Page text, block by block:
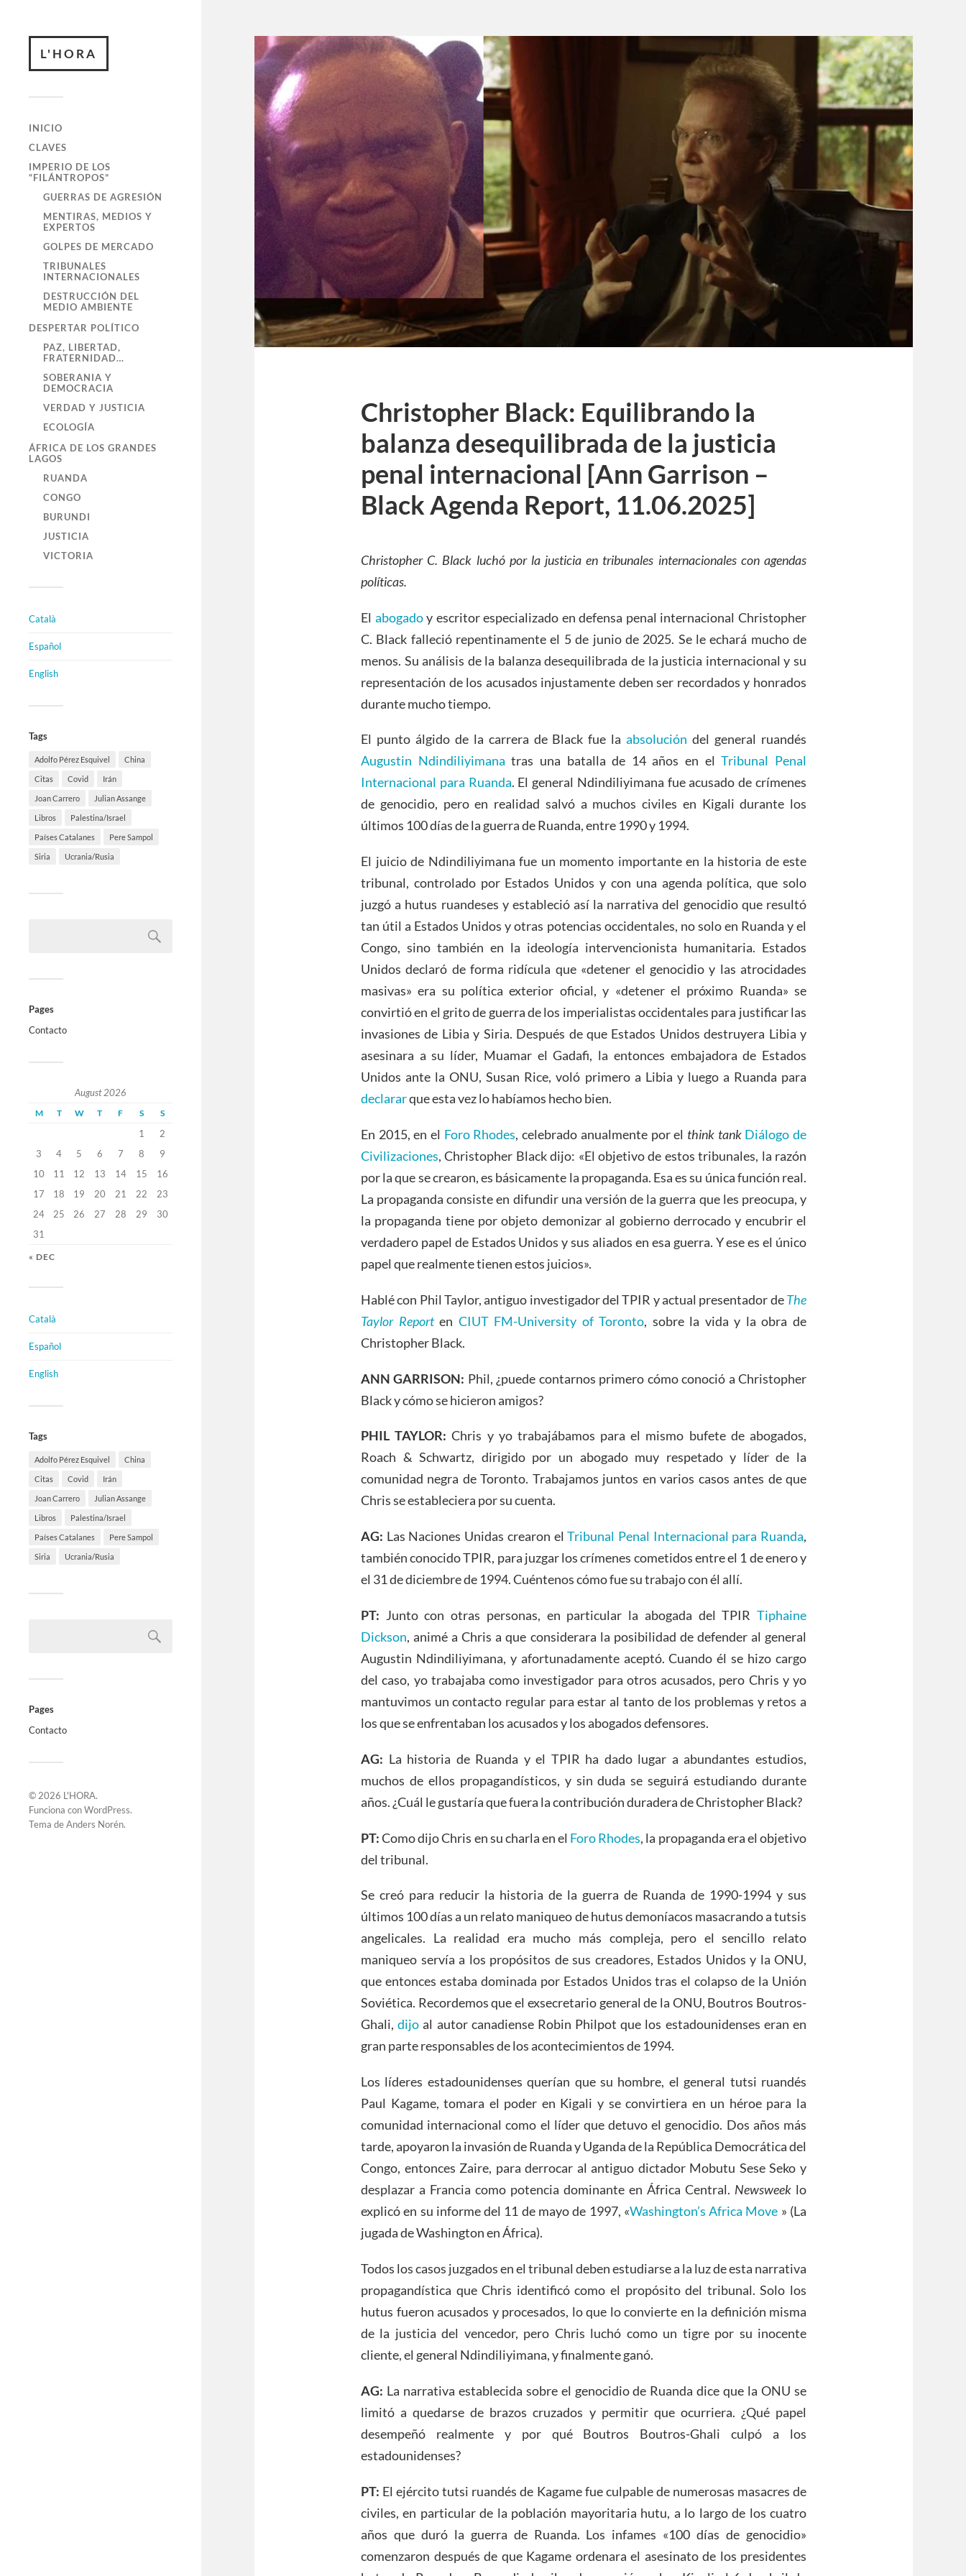
L'HORA
INICIO
CLAVES
IMPERIO DE LOS
“FILÁNTROPOS”
GUERRAS DE AGRESIÓN
MENTIRAS, MEDIOS Y
EXPERTOS
GOLPES DE MERCADO
TRIBUNALES
INTERNACIONALES
DESTRUCCIÓN DEL
MEDIO AMBIENTE
DESPERTAR POLÍTICO
PAZ, LIBERTAD,
FRATERNIDAD…
SOBERANIA Y
DEMOCRACIA
VERDAD Y JUSTICIA
ECOLOGÍA
ÁFRICA DE LOS GRANDES
LAGOS
RUANDA
CONGO
BURUNDI
JUSTICIA
VICTORIA
Català
Español
English
Tags
Adolfo Pérez Esquivel China
Citas Covid Irán
Joan Carrero Julian Assange
Libros Palestina/Israel
Países Catalanes Pere Sampol
Siria Ucrania/Rusia
Pages
Contacto
August 2026
M T W T F S S
1
2
3
4 5 6 7 8
9
10
11 12 13 14 15
16
17
18 19 20 21 22
23
24
25 26 27 28 29
30
31
« DEC
Català
Español
English
Tags
Adolfo Pérez Esquivel China
Citas Covid Irán
Joan Carrero Julian Assange
Libros Palestina/Israel
Países Catalanes Pere Sampol
Siria Ucrania/Rusia
Pages
Contacto
© 2026 L'HORA.
Funciona conWordPress.
Tema deAnders Norén.
Christopher Black: Equilibrando la
balanza desequilibrada de la justicia
penal internacional [Ann Garrison –
Black Agenda Report, 11.06.2025]
Christopher C. Black luchó por la justicia en tribunales internacionales con agendas
políticas.
El abogadoy escritor especializado en defensa penal internacional Christopher
C. Black falleció repentinamente el 5 de junio de 2025. Se le echará mucho de
menos. Su análisis de la balanza desequilibrada de la justicia internacional y su
representación de los acusados injustamente deben ser recordados y honrados
durante mucho tiempo.
El punto álgido de la carrera de Black fue laabsolucióndel general ruandés
Augustin Ndindiliyimanatras una batalla de 14 años en elTribunal Penal
Internacional para Ruanda. El general Ndindiliyimana fue acusado de crímenes
de genocidio, pero en realidad salvó a muchos civiles en Kigali durante los
últimos 100 días de la guerra de Ruanda, entre 1990 y 1994.
El juicio de Ndindiliyimana fue un momento importante en la historia de este
tribunal, controlado por Estados Unidos y con una agenda política, que solo
juzgó a hutus ruandeses y estableció así la narrativa del genocidio que resultó
tan útil a Estados Unidos y otras potencias occidentales, no solo en Ruanda y el
Congo, sino también en la ideología intervencionista humanitaria. Estados
Unidos declaró de forma ridícula que «detener el genocidio y las atrocidades
masivas» era su política exterior oficial, y «detener el próximo Ruanda» se
convirtió en el grito de guerra de los imperialistas occidentales para justificar las
invasiones de Libia y Siria. Después de que Estados Unidos destruyera Libia y
asesinara a su líder, Muamar el Gadafi, la entonces embajadora de Estados
Unidos ante la ONU, Susan Rice, voló primero a Libia y luego a Ruanda para
declararque esta vez lo habíamos hecho bien.
En 2015, en el Foro Rhodes, celebrado anualmente por el think tank Diálogo de
Civilizaciones, Christopher Black dijo: «El objetivo de estos tribunales, la razón
por la que se crearon, es básicamente la propaganda. Esa es su única función real.
La propaganda consiste en difundir una versión de la guerra que les preocupa, y
la propaganda tiene por objeto demonizar al gobierno derrocado y encubrir el
verdadero papel de Estados Unidos y sus aliados en esa guerra. Y ese es el único
papel que realmente tienen estos juicios».
Hablé con Phil Taylor, antiguo investigador del TPIR y actual presentador deThe
Taylor Reporten CIUT FM-University of Toronto, sobre la vida y la obra de
Christopher Black.
ANN GARRISON: Phil, ¿puede contarnos primero cómo conoció a Christopher
Black y cómo se hicieron amigos?
PHIL TAYLOR: Chris y yo trabajábamos para el mismo bufete de abogados,
Roach & Schwartz, dirigido por un abogado muy respetado y líder de la
comunidad negra de Toronto. Trabajamos juntos en varios casos antes de que
Chris se estableciera por su cuenta.
AG: Las Naciones Unidas crearon elTribunal Penal Internacional para Ruanda,
también conocido TPIR, para juzgar los crímenes cometidos entre el 1 de enero y
el 31 de diciembre de 1994. Cuéntenos cómo fue su trabajo con él allí.
PT: Junto con otras personas, en particular la abogada del TPIRTiphaine
Dickson, animé a Chris a que considerara la posibilidad de defender al general
Augustin Ndindiliyimana, y afortunadamente aceptó. Cuando él se hizo cargo
del caso, yo trabajaba como investigador para otros acusados, pero Chris y yo
mantuvimos un contacto regular para estar al tanto de los problemas y retos a
los que se enfrentaban los acusados y los abogados defensores.
AG: La historia de Ruanda y el TPIR ha dado lugar a abundantes estudios,
muchos de ellos propagandísticos, y sin duda se seguirá estudiando durante
años. ¿Cuál le gustaría que fuera la contribución duradera de Christopher Black?
PT:Como dijo Chris en su charla en el Foro Rhodes, la propaganda era el objetivo
del tribunal.
Se creó para reducir la historia de la guerra de Ruanda de 1990-1994 y sus
últimos 100 días a un relato maniqueo de hutus demoníacos masacrando a tutsis
angelicales. La realidad era mucho más compleja, pero el sencillo relato
maniqueo servía a los propósitos de sus creadores, Estados Unidos y la ONU,
que entonces estaba dominada por Estados Unidos tras el colapso de la Unión
Soviética. Recordemos que el exsecretario general de la ONU, Boutros Boutros-
Ghali,dijo al autor canadiense Robin Philpot que los estadounidenses eran en
gran parte responsables de los acontecimientos de 1994.
Los líderes estadounidenses querían que su hombre, el general tutsi ruandés
Paul Kagame, tomara el poder en Kigali y se convirtiera en un héroe para la
comunidad internacional como el líder que detuvo el genocidio. Dos años más
tarde, apoyaron la invasión de Ruanda y Uganda de la República Democrática del
Congo, entonces Zaire, para derrocar al antiguo dictador Mobutu Sese Seko y
desplazar a Francia como potencia dominante en África Central. Newsweek lo
explicó en su informe del 11 de mayo de 1997, «Washington’s Africa Move » (La
jugada de Washington en África).
Todos los casos juzgados en el tribunal deben estudiarse a la luz de esta narrativa
propagandística que Chris identificó como el propósito del tribunal. Solo los
hutus fueron acusados y procesados, lo que lo convierte en la definición misma
de la justicia del vencedor, pero Chris luchó como un tigre por su inocente
cliente, el general Ndindiliyimana, y finalmente ganó.
AG: La narrativa establecida sobre el genocidio de Ruanda dice que la ONU se
limitó a quedarse de brazos cruzados y permitir que ocurriera. ¿Qué papel
desempeñó realmente y por qué Boutros Boutros-Ghali culpó a los
estadounidenses?
PT: El ejército tutsi ruandés de Kagame fue culpable de numerosas masacres de
civiles, en particular de la población mayoritaria hutu, a lo largo de los cuatro
años que duró la guerra de Ruanda. Los infames «100 días de genocidio»
comenzaron después de que Kagame ordenara el asesinato de los presidentes